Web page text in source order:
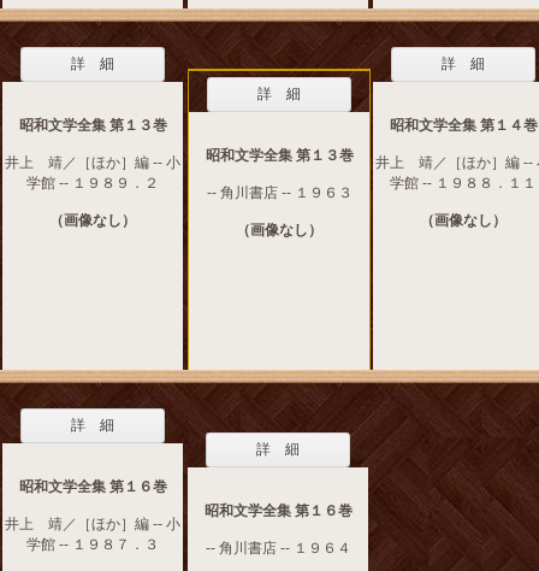
詳 細
昭和文学全集 第１３巻
井上 靖／［ほか］編 -- 小
学館 -- １９８９．２
（画像なし）
詳 細
昭和文学全集 第１３巻
-- 角川書店 -- １９６３
（画像なし）
詳 細
昭和文学全集 第１４巻
井上 靖／［ほか］編 --
学館 -- １９８８．１１
（画像なし）
詳 細
昭和文学全集 第１６巻
井上 靖／［ほか］編 -- 小
学館 -- １９８７．３
詳 細
昭和文学全集 第１６巻
-- 角川書店 -- １９６４